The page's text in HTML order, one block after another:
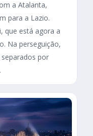
a Atalanta,
para a Lazio.
que está agora a
Na perseguição,
por